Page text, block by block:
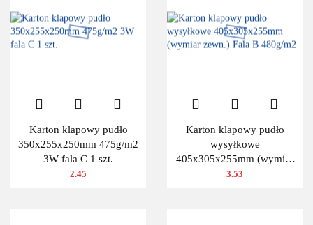
Karton klapowy pudło
350x255x250mm 475g/m2
3W fala C 1 szt.
2.45
Karton klapowy pudło
wysyłkowe
405x305x255mm (wymiar
zewn.) Fala B 480g/m2
3.53